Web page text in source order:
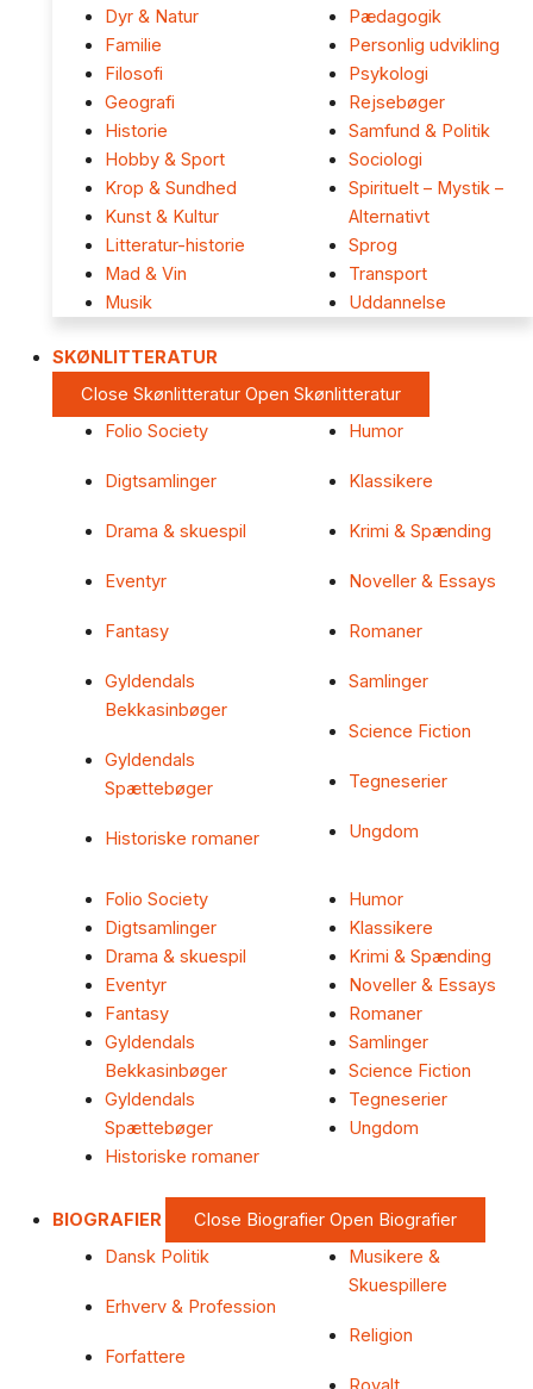
Dyr & Natur
Familie
Filosofi
Geografi
Historie
Hobby & Sport
Krop & Sundhed
Kunst & Kultur
Litteratur-historie
Mad & Vin
Musik
Pædagogik
Personlig udvikling
Psykologi
Rejsebøger
Samfund & Politik
Sociologi
Spirituelt – Mystik –
Alternativt
Sprog
Transport
Uddannelse
SKØNLITTERATUR
Close Skønlitteratur Open Skønlitteratur
Folio Society
Digtsamlinger
Drama & skuespil
Eventyr
Fantasy
Gyldendals
Bekkasinbøger
Gyldendals
Spættebøger
Historiske romaner
Humor
Klassikere
Krimi & Spænding
Noveller & Essays
Romaner
Samlinger
Science Fiction
Tegneserier
Ungdom
Folio Society
Digtsamlinger
Drama & skuespil
Eventyr
Fantasy
Gyldendals
Bekkasinbøger
Gyldendals
Spættebøger
Historiske romaner
Humor
Klassikere
Krimi & Spænding
Noveller & Essays
Romaner
Samlinger
Science Fiction
Tegneserier
Ungdom
BIOGRAFIER Close Biografier Open Biografier
Dansk Politik
Erhverv & Profession
Forfattere
Musikere &
Skuespillere
Religion